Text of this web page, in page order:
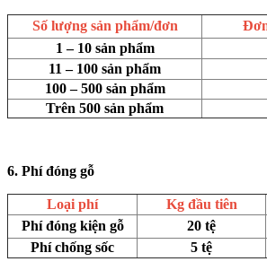
Số lượng sản phẩm/đơn
1 – 10 sản phẩm
11 – 100 sản phẩm
100 – 500 sản phẩm
Trên 500 sản phẩm
6. Phí đóng gỗ
Loại phí Kg đầu tiên
Phí đóng kiện gỗ
20 tệ
Phí chống sốc
5 tệ